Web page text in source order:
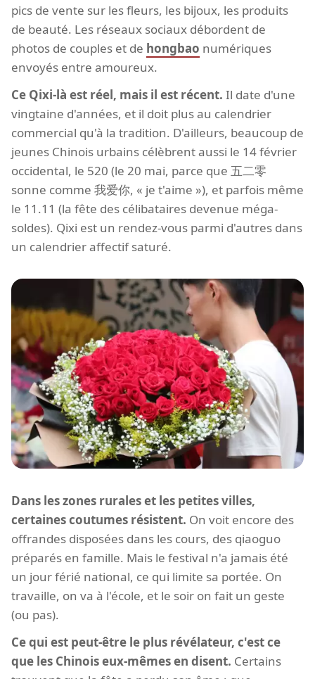
pics de vente sur les fleurs, les bijoux, les produits
de beauté. Les réseaux sociaux débordent de
photos de couples et de hongbao numériques
envoyés entre amoureux.
Ce Qixi-là est réel, mais il est récent. Il date d'une
vingtaine d'années, et il doit plus au calendrier
commercial qu'à la tradition. D'ailleurs, beaucoup de
jeunes Chinois urbains célèbrent aussi le 14 février
occidental, le 520 (le 20 mai, parce que 五二零
sonne comme 我爱你, « je t'aime »), et parfois même
le 11.11 (la fête des célibataires devenue méga-
soldes). Qixi est un rendez-vous parmi d'autres dans
un calendrier affectif saturé.
Dans les zones rurales et les petites villes,
certaines coutumes résistent. On voit encore des
offrandes disposées dans les cours, des qiaoguo
préparés en famille. Mais le festival n'a jamais été
un jour férié national, ce qui limite sa portée. On
travaille, on va à l'école, et le soir on fait un geste
(ou pas).
Ce qui est peut-être le plus révélateur, c'est ce
que les Chinois eux-mêmes en disent. Certains